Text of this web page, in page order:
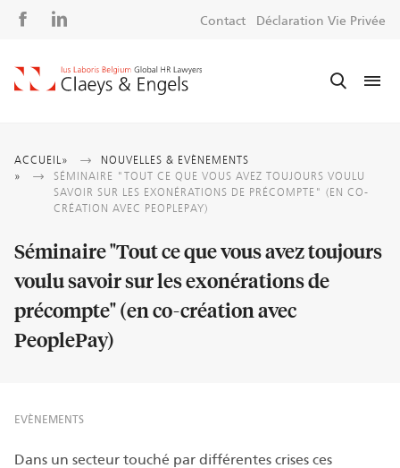
Social
Contact Déclaration Vie Privée
Fil
d'Ariane
ACCUEIL
NOUVELLES & EVÈNEMENTS
SÉMINAIRE "TOUT CE QUE VOUS AVEZ TOUJOURS VOULU
SAVOIR SUR LES EXONÉRATIONS DE PRÉCOMPTE" (EN CO-
CRÉATION AVEC PEOPLEPAY)
Séminaire "Tout ce que vous avez toujours
voulu savoir sur les exonérations de
précompte" (en co-création avec
PeoplePay)
EVÈNEMENTS
Dans un secteur touché par différentes crises ces